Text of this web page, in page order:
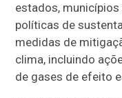
estados,
políticas de
medidas de
clima, incluindo
de gases de efeito